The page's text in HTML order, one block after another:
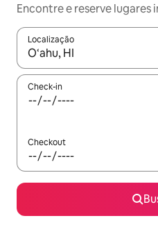
Encontre e reserve lugares
Localização
Quando os resultados
Check-in
Checkout